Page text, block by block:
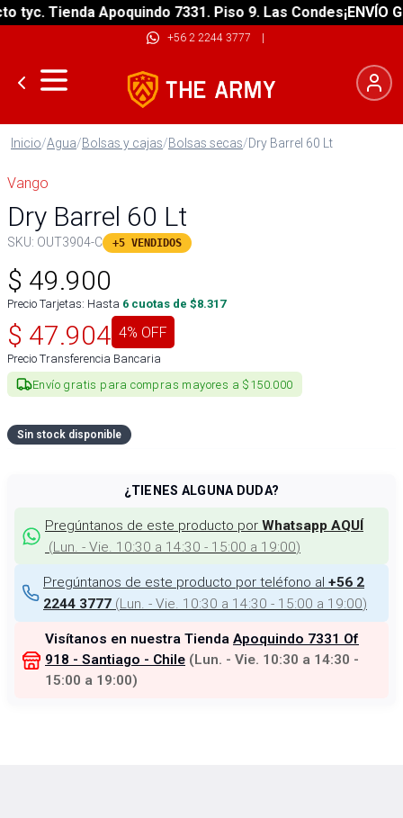
Tienda Apoquindo 7331. Piso 9. Las Condes¡ENVÍO
+56 2 2244 3777 |
Inicio/Agua/Bolsas y cajas/Bolsas secas/Dry Barrel 60 Lt
Vango
Dry Barrel 60 Lt
SKU: OUT3904-C +5 VENDIDOS
$ 49.900
Precio Tarjetas: Hasta 6 cuotas de $8.317
$ 47.904 4% OFF
Precio Transferencia Bancaria
Envío gratis para compras mayores a $150.000
Sin stock disponible
¿TIENES ALGUNA DUDA?
Pregúntanos de este producto por Whatsapp AQUÍ
(Lun. - Vie. 10:30 a 14:30 - 15:00 a 19:00)
Pregúntanos de este producto por teléfono al +56 2
2244 3777 (Lun. - Vie. 10:30 a 14:30 - 15:00 a 19:00)
Visítanos en nuestra Tienda Apoquindo 7331 Of
918 - Santiago - Chile (Lun. - Vie. 10:30 a 14:30 -
15:00 a 19:00)